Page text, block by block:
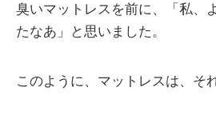
臭いマットレスを前に、「私、
たなあ」と思いました。
このように、マットレスは、そ